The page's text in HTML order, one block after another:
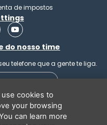
de impostos
Y
o
t
b
e
do nosso time
telefone que a gente te liga.
cookies to
your browsing
can learn more